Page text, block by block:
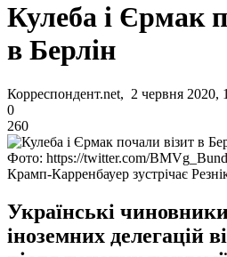
Кулеба і Єрмак
в Берлін
Корреспондент.net, 2 червня 2020,
0
260
Фото: https://twitter.com/
Крамп-Карренбауер зустрічає
Українські
іноземних делегацій